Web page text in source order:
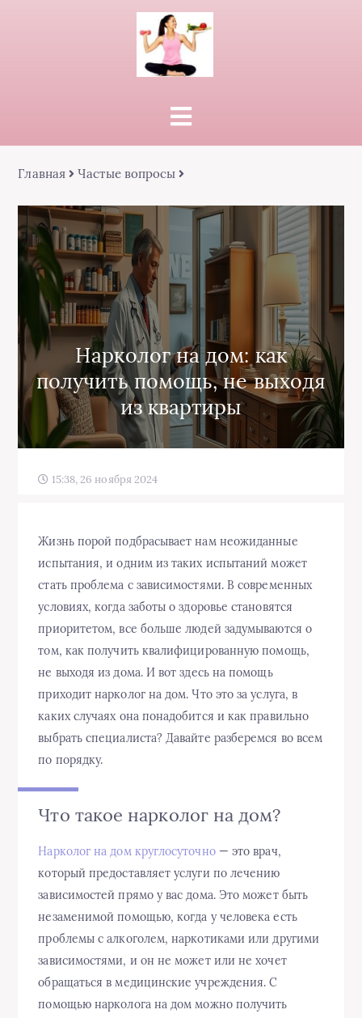
Главная Частые вопросы
Нарколог на дом: как
получить помощь, не выходя
из квартиры
15:38, 26 ноября 2024
Жизнь порой подбрасывает нам неожиданные
испытания, и одним из таких испытаний может
стать проблема с зависимостями. В современных
условиях, когда заботы о здоровье становятся
приоритетом, все больше людей задумываются о
том, как получить квалифицированную помощь,
не выходя из дома. И вот здесь на помощь
приходит нарколог на дом. Что это за услуга, в
каких случаях она понадобится и как правильно
выбрать специалиста? Давайте разберемся во всем
по порядку.
Что такое нарколог на дом?
Нарколог на дом круглосуточно— это врач,
который предоставляет услуги по лечению
зависимостей прямо у вас дома. Это может быть
незаменимой помощью, когда у человека есть
проблемы с алкоголем, наркотиками или другими
зависимостями, и он не может или не хочет
обращаться в медицинские учреждения. С
помощью нарколога на дом можно получить